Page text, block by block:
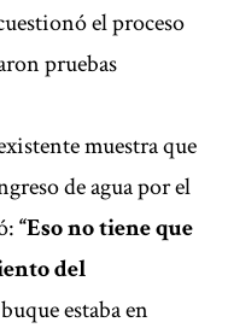
el proceso
pruebas
muestra que
de agua por el
“Eso no tiene que
del
estaba en